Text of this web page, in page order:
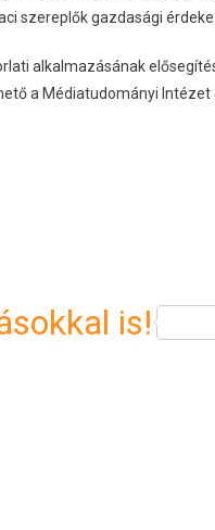
szereplők gazdasági
alkalmazásának
a Médiatudományi
is!